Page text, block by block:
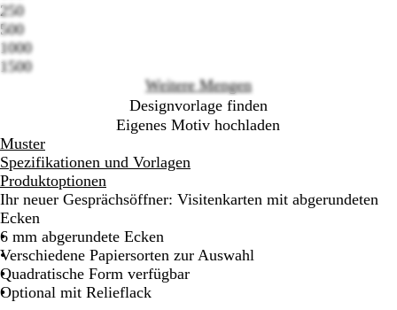
250
500
1000
1500
Weitere Mengen
Designvorlage finden
Eigenes Motiv hochladen
Muster
Spezifikationen und Vorlagen
Produktoptionen
Ihr neuer Gesprächsöffner: Visitenkarten mit abgerundeten
Ecken
6 mm abgerundete Ecken
Verschiedene Papiersorten zur Auswahl
Quadratische Form verfügbar
Optional mit Relieflack